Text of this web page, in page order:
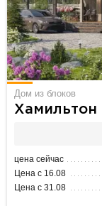
Дом из блоков
Хамильтон
цена сейчас
Цена с 16.08
Цена с 31.08